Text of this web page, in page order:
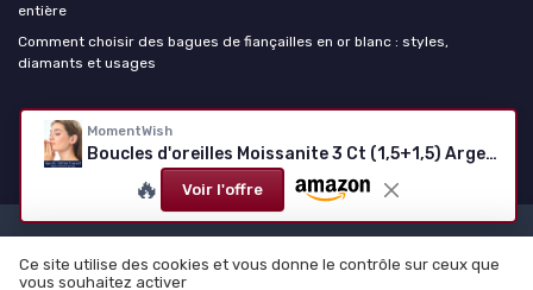
MomentWish
Boucles d'oreilles Moissanite 3 Ct (1,5+1,5) Argent 925 - Or/Or rose - 7,5 mm - 6 griffes
🔥 Voir l'offre
entière
Comment choisir des bagues de fiançailles en or blanc : styles,
diamants et usages
La haute joaillerie
© La haute joaillerie 2026
Ce site utilise des cookies et vous donne le contrôle sur ceux que
vous souhaitez activer